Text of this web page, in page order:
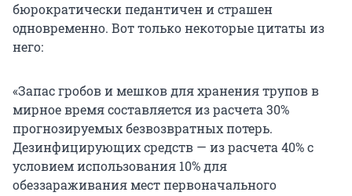
бюрократически педантичен и страшен
одновременно. Вот только некоторые цитаты из
него:
«Запас гробов и мешков для хранения трупов в
мирное время составляется из расчета 30%
прогнозируемых безвозвратных потерь.
Дезинфицирующих средств — из расчета 40% с
условием использования 10% для
обеззараживания мест первоначального